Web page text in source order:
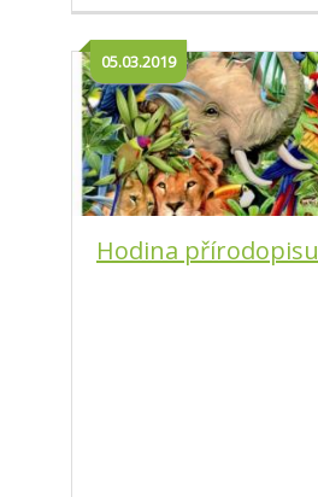
Hodina přírodopisu
05.03.2019